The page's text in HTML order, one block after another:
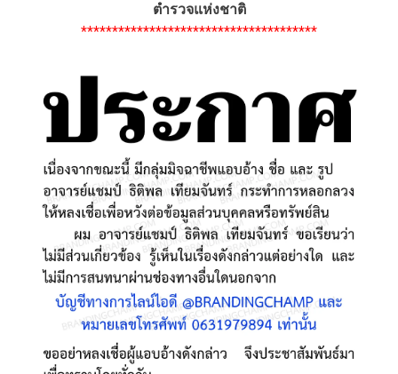
ตำรวจแห่งชาติ
**************************************